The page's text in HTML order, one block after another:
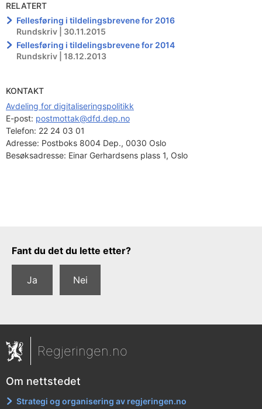
RELATERT
Fellesføring i tildelingsbrevene for 2016
Rundskriv | 30.11.2015
Fellesføring i tildelingsbrevene for 2014
Rundskriv | 18.12.2013
KONTAKT
Avdeling for digitaliseringspolitikk
E-post: postmottak@dfd.dep.no
Telefon: 22 24 03 01
Adresse: Postboks 8004 Dep., 0030 Oslo
Besøksadresse: Einar Gerhardsens plass 1, Oslo
Tilbakemeldingsskjema
Fant du det du lette etter?
Ja Nei
Regjeringen.no
Om nettstedet
Strategi og organisering av regjeringen.no